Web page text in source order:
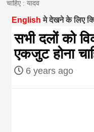
चाहिए : यादव
English मे देखने के लिए
सभी दलों को
एकजुट होना
6 years ago